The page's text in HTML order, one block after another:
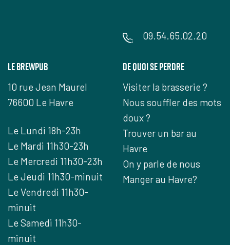
09.54.65.02.20
Le Brewpub
10 rue Jean Maurel
76600 Le Havre
Le Lundi 18h-23h
Le Mardi 11h30-23h
Le Mercredi 11h30-23h
Le Jeudi 11h30-minuit
Le Vendredi 11h30-
minuit
Le Samedi 11h30-
minuit
De quoi se perdre
Visiter la brasserie ?
Nous souffler des mots
doux ?
Trouver un bar au
Havre
On y parle de nous
Manger au Havre?